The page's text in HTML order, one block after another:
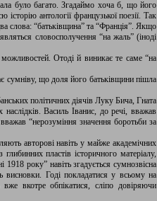
було багато. Згадаймо хоча б, що його
антології французької поезії. Так
слова: “батьківщина” та “Франція”. Якщо
словосполучення “на жаль” (іноді
Отоді й виникає те саме “на
сумніву, що доля його батьківщини пішла
політичних діячів Луку Бича, Гната
Василь Іванис, до речі, вважав
“нерозуміння значення боротьби за
авторові навіть у майже академічних
пластів історичного матеріалу,
року” навіть згадується сумнозвісна
висновки. Годі покладатися у всьому на
вкотре обпікатися, сліпо довіряючи